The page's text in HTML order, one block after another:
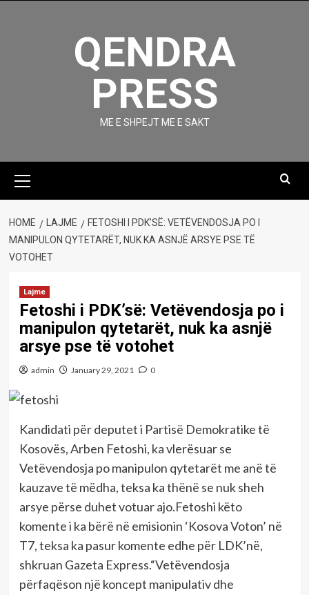
QENDRA
PRESS
ME E SHPEJT ME E SAKT
Menu
HOME LAJME
FETOSHI I PDK’SË: VETËVENDOSJA PO I
MANIPULON QYTETARËT, NUK KA ASNJË ARSYE PSE TË
VOTOHET
Lajme
Fetoshi i PDK’së: Vetëvendosja po i
manipulon qytetarët, nuk ka asnjë
arsye pse të votohet
admin January 29, 2021 0
Kandidati për deputet i Partisë Demokratike të
Kosovës, Arben Fetoshi, ka vlerësuar se
Vetëvendosja po manipulon qytetarët me anë të
kauzave të mëdha, teksa ka thënë se nuk sheh
arsye përse duhet votuar ajo.Fetoshi këto
komente i ka bërë në emisionin ‘Kosova Voton’ në
T7, teksa ka pasur komente edhe për LDK’në,
shkruan Gazeta Express.“Vetëvendosja
përfaqëson një koncept manipulativ dhe